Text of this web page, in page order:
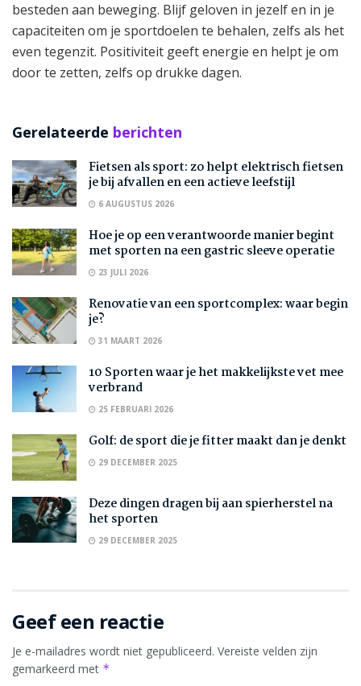
besteden aan beweging. Blijf geloven in jezelf en in je
capaciteiten om je sportdoelen te behalen, zelfs als het
even tegenzit. Positiviteit geeft energie en helpt je om
door te zetten, zelfs op drukke dagen.
Gerelateerde berichten
Fietsen als sport: zo helpt elektrisch fietsen
je bij afvallen en een actieve leefstijl
6 AUGUSTUS 2026
Hoe je op een verantwoorde manier begint
met sporten na een gastric sleeve operatie
23 JULI 2026
Renovatie van een sportcomplex: waar begin
je?
31 MAART 2026
10 Sporten waar je het makkelijkste vet mee
verbrand
25 FEBRUARI 2026
Golf: de sport die je fitter maakt dan je denkt
29 DECEMBER 2025
Deze dingen dragen bij aan spierherstel na
het sporten
29 DECEMBER 2025
Geef een reactie
Je e-mailadres wordt niet gepubliceerd. Vereiste velden zijn
gemarkeerd met *